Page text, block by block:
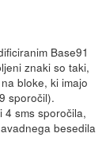
Base91
znaki so taki,
bloke, ki imajo
sporočil).
4 sms sporočila,
besedila